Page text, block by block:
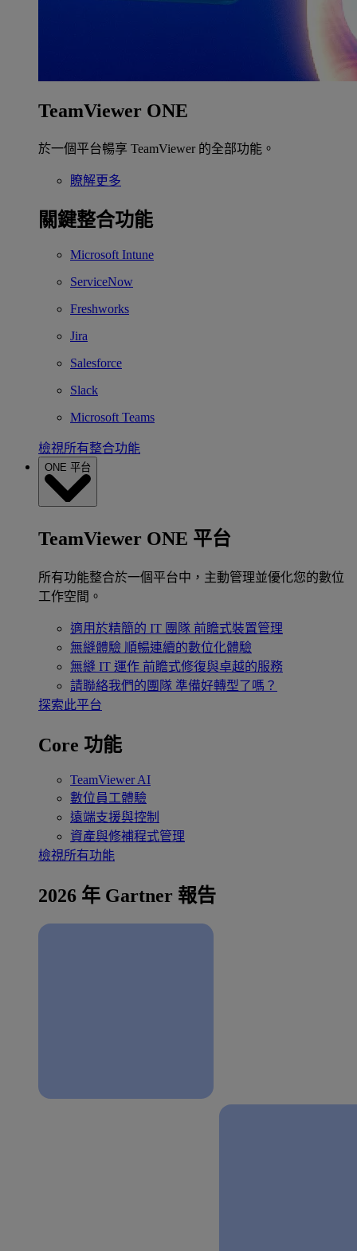
TeamViewer ONE
於一個平台暢享 TeamViewer 的全部功能。
瞭解更多
關鍵整合功能
Microsoft Intune
ServiceNow
Freshworks
Jira
Salesforce
Slack
Microsoft Teams
檢視所有整合功能
ONE 平台
TeamViewer ONE 平台
所有功能整合於一個平台中，主動管理並優化您的數位
工作空間。
適用於精簡的 IT 團隊 前瞻式裝置管理
無縫體驗 順暢連續的數位化體驗
無縫 IT 運作 前瞻式修復與卓越的服務
請聯絡我們的團隊 準備好轉型了嗎？
探索此平台
Core 功能
TeamViewer AI
數位員工體驗
遠端支援與控制
資產與修補程式管理
檢視所有功能
2026 年 Gartner 報告